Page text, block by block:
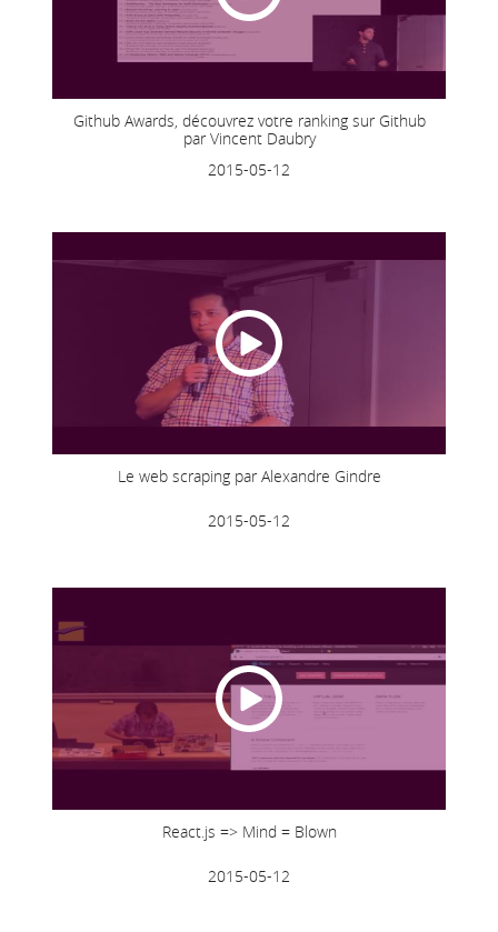
Github Awards, découvrez votre ranking sur Github
par Vincent Daubry
2015-05-12
Le web scraping par Alexandre Gindre
2015-05-12
React.js => Mind = Blown
2015-05-12